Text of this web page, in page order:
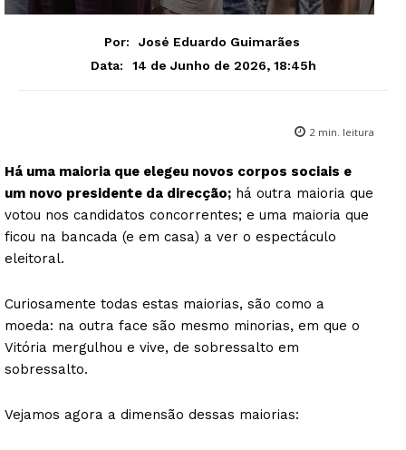
Por:
José Eduardo Guimarães
Data:
14 de Junho de 2026, 18:45h
2 min. leitura
Há uma maioria que elegeu novos corpos sociais e
um novo presidente da direcção; há outra maioria que
votou nos candidatos concorrentes; e uma maioria que
ficou na bancada (e em casa) a ver o espectáculo
eleitoral.
Curiosamente todas estas maiorias, são como a
moeda: na outra face são mesmo minorias, em que o
Vitória mergulhou e vive, de sobressalto em
sobressalto.
Vejamos agora a dimensão dessas maiorias: